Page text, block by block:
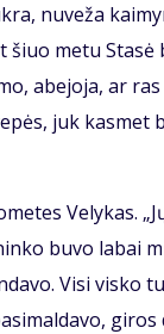
nu­ve­ža
me­tu
abe­jo­ja, ar
juk kas­met
Ve­ly­kas.
bu­vo la­bai
Vi­si